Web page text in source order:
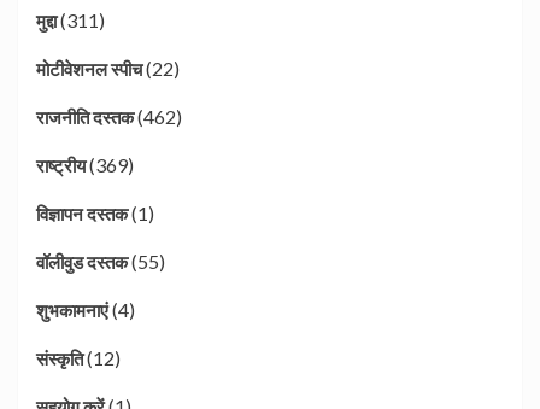
मुद्दा(311)
मोटीवेशनल स्पीच(22)
राजनीति दस्तक(462)
राष्ट्रीय(369)
विज्ञापन दस्तक(1)
वॉलीवुड दस्तक(55)
शुभकामनाएं(4)
संस्कृति(12)